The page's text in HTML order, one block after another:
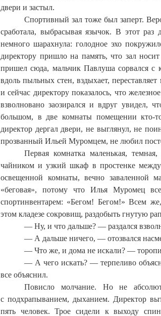
двери и застыл.
Спортивный зал тоже был заперт.
сработала, выбрасывая язычок. В этот
немного шарахнула: голодное эхо
директору пришло на память, что зал
пришел сюда, мальчик Павлуша сорвался с
вдоль пыльных стен, вздыхает,
и сейчас директору показалось, что
взволновано заозиралсяи вдруг увидел,
большом, в две комнаты помещении кто-
директор дергал двери, не выглянул, не
прозванный Ильей Муромцем, не любил
Первая комнатка маленькая,
чайником и узкий шкаф в простенке
освещенной комнаты, вечно заваленной
«беговая», потому что Илья Муромец
спортинвентарем: «Бегом! Бегом!» Всем же,
этом кладезе сокровищ, раздобыть гнутую
— Ну, и что дальше? — раздался
— А дальше ничего, — отозвался
— Что же, и дома не искали? —
— А чего искать? — терпеливо
все объяснил.
Повисло молчание. Но не
сподхрапыванием, дыханием. Директор
пять человек. Трое сидели к выходу